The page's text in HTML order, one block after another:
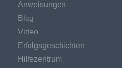
Anweisungen
Blog
Video
Erfolgsgeschichten
Hilfezentrum